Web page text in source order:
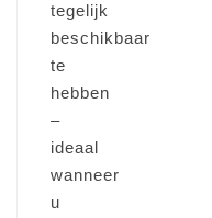
tegelijk
beschikbaar
te
hebben
–
ideaal
wanneer
u